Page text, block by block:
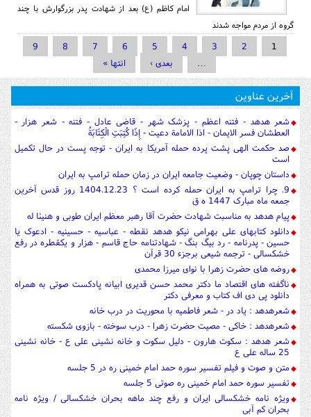
امام کاظم (ع) بعد از شهادت پدر بزرگوارش با چند
گروه از مردم مواجه شدند
صفحه‌ها
1
2
3
4
5
6
7
8
9
…
بعدی › انتها »
آخرین عناوین
شعر هدهد - فتنه اعظم - پزشک شهر - قاضی عادل - فتنه - شعر هزار -
العطشان فسر الایمان - اذا الامامة دعیت - إِذَا كُتِبَتِ الْكِتَابَةُ
صد حکمت الهی پشت پرده حمله آمریکا به ایران - توجه پست در حال تکمیل
است
داستان چوپان - وضعیت جامعه ایران در زمان حمله ترامپ به ایران
9. چرا ترامپ به ایران حمله کرده است ؟ 1404.12.23 روز قدس آخرین
جمعه ماه مبارک 1447 ه ق
پیام هدهد به مناسبت شهادت حضرت آقا رهبر معظم ایران طوبی و هنیئا له
دانلود کتابهای علی بهرامی نیکو هدهد نقطه - عباسیه - حسینیه - ادعوک یا
حسین - پدرنامه - رد بیگ بنگ - شهادتنامه حاج قاسم - هزار و یکقطره در رفع
خشکسالی - ترجمه شیعی برجزء 30 قرآن
روضه های حضرت زهرا با نوای میرزا محمدی
ناگفته های اقتصاد ما دکتر محمد حسن قدیری ابیانه پادکست صوتی به همراه
دانلود پی دی اف کتاب و معرفی دکتر
شعرهدهد : یاد در - شعر فاطمیه با محوریت در درب خانه
شعرهدهد : خاکی - مصیت حضرت زهرا - درب سوخته - بازوی شکسته
شعر هدهد : سکوت هارون - دلیل سکوت و خانه نشینی علی ع - خانه نشینی
25 ساله علی ع
متن و صوت و فیلم تفسیر سوره حمد امام خمینی ره در 5 جلسه
تفسیر سوره حمد امام خمینی ره صوتی 5 جلسه
ویژه نامه خشکسالی ایران و رفع چند ماهه بحران خشکسالی / ویژه نامه
بحران کم آبی